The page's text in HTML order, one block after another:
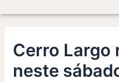
Cerro Largo
neste